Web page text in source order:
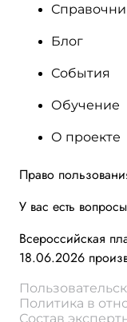
Блог
События
Обучение
О проекте
Право
У вас есть
Всероссийская
18.06.2026
Политика в
Состав